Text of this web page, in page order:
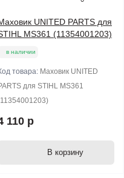
UNITED PARTS для
MS361 (11354001203)
в наличии
товара: Маховик UNITED
для STIHL MS361
110 р
В корзину